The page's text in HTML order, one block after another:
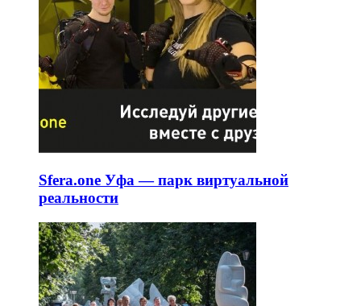
Sfera.one Уфа — парк виртуальной
реальности